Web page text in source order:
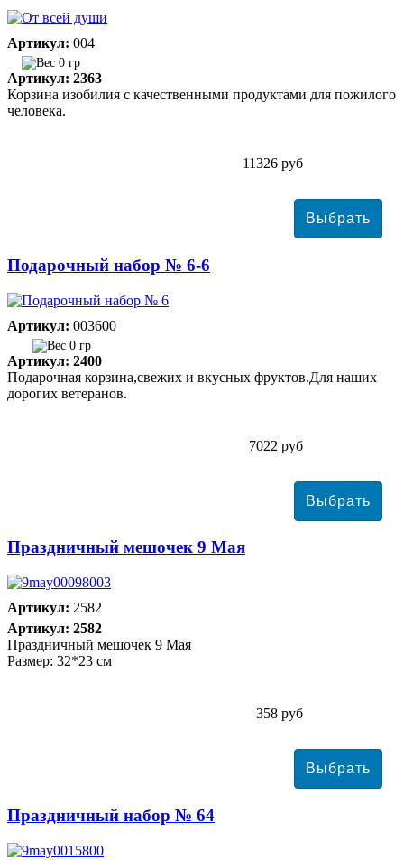
Артикул: 004
0 гр
Артикул: 2363
Корзина изобилия с качественными продуктами для пожилого
человека.
11326 руб
Подарочный набор № 6-6
Артикул: 003600
0 гр
Артикул: 2400
Подарочная корзина,свежих и вкусных фруктов.Для наших
дорогих ветеранов.
7022 руб
Праздничный мешочек 9 Мая
Артикул: 2582
Артикул: 2582
Праздничный мешочек 9 Мая
Размер: 32*23 см
358 руб
Праздничный набор № 64